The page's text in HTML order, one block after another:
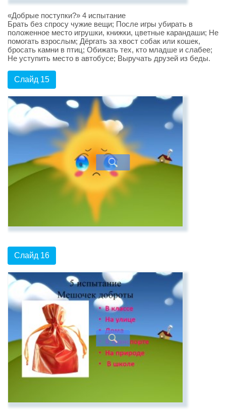
«Добрые поступки?» 4 испытание
Брать без спросу чужие вещи; После игры убирать в
положенное место игрушки, книжки, цветные карандаши; Не
помогать взрослым; Дёргать за хвост собак или кошек,
бросать камни в птиц; Обижать тех, кто младше и слабее;
Не уступить место в автобусе; Выручать друзей из беды.
Слайд 15
Слайд 16